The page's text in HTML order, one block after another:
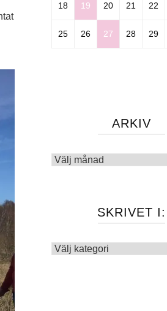
18 19 20 21 22
25 26 27 28 29
ARKIV
Arkiv
SKRIVET I:
Skrivet